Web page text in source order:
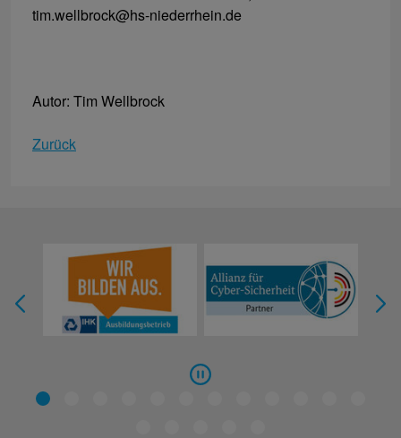
tim.wellbrock@hs-niederrhein.de
Autor: Tim Wellbrock
Zurück